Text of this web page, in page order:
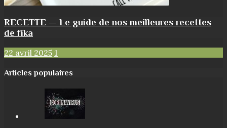
RECETTE — Le guide de nos meilleures recettes
de fika
22 avril 2025 1
Articles populaires